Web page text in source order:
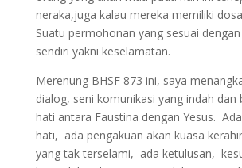
neraka,juga kalau mereka memiliki
Suatu permohonan yang sesuai
sendiri yakni keselamatan.
Merenung BHSF 873 ini, saya
dialog, seni komunikasi yang indah dan
hati antara Faustina dengan Yesus.
hati, ada pengakuan akan kuasa
yang tak terselami, ada ketulusan,